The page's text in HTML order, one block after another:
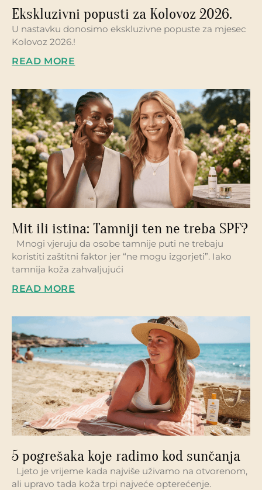
Ekskluzivni popusti za Kolovoz 2026.
U nastavku donosimo ekskluzivne popuste za mjesec
Kolovoz 2026.!
READ MORE
Mit ili istina: Tamniji ten ne treba SPF?
Mnogi vjeruju da osobe tamnije puti ne trebaju
koristiti zaštitni faktor jer “ne mogu izgorjeti”. Iako
tamnija koža zahvaljujući
READ MORE
5 pogrešaka koje radimo kod sunčanja
Ljeto je vrijeme kada najviše uživamo na otvorenom,
ali upravo tada koža trpi najveće opterećenje.